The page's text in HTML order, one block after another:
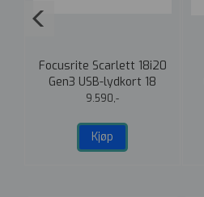
Focusrite Scarlett 18i20
Gen3 USB-lydkort 18
inn/20 ut
9.590,-
Kjøp